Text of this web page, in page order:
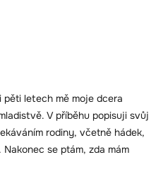
pěti letech mě moje dcera
V příběhu popisuji svůj
rodiny, včetně hádek,
se ptám, zda mám